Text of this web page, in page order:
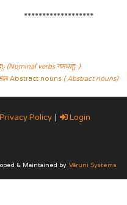
*******************
(Nominal verbs नामधातुः )
Abstract nouns ( Abstract nouns)
Privacy Policy | Login
& Maintained by Vāruni Systems